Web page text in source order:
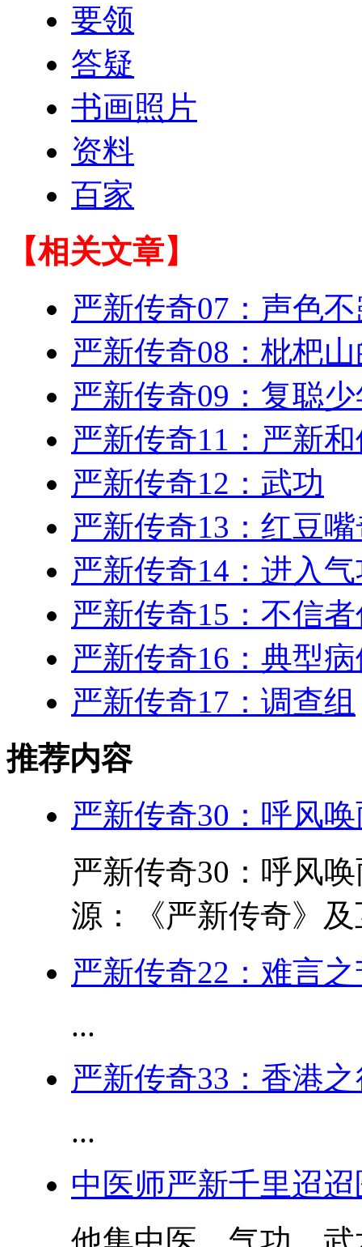
要领
答疑
书画照片
资料
百家
【相关文章】
严新传奇07：声色
严新传奇08：枇杷
严新传奇09：复聪
严新传奇11：严新
严新传奇12：武功
严新传奇13：红豆
严新传奇14：进入
严新传奇15：不信
严新传奇16：典型
严新传奇17：调查组
推荐内容
严新传奇30：呼风
严新传奇30：呼风
源：《严新传奇》
严新传奇22：难言
...
严新传奇33：香港
...
中医师严新千里迢